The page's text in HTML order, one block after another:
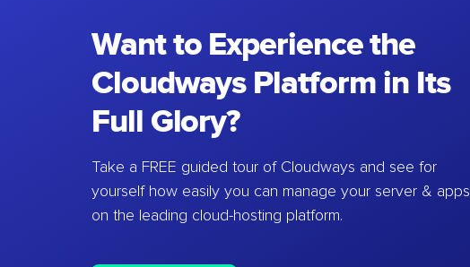
Want to Experience the
Cloudways Platform in Its
Full Glory?
Take a FREE guided tour of Cloudways and see for
yourself how easily you can manage your server & apps
on the leading cloud-hosting platform.